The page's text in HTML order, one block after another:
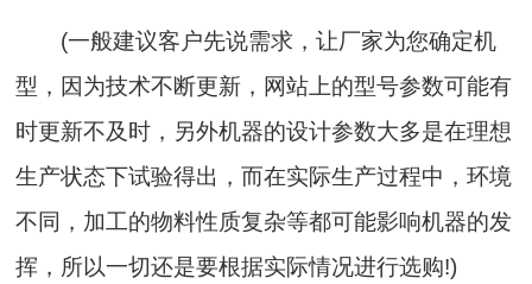
(一般建议客户先说需求，让厂家为您确定机
型，因为技术不断更新，网站上的型号参数可能有
时更新不及时，另外机器的设计参数大多是在理想
生产状态下试验得出，而在实际生产过程中，环境
不同，加工的物料性质复杂等都可能影响机器的发
挥，所以一切还是要根据实际情况进行选购!)